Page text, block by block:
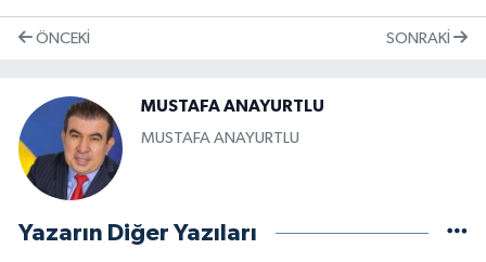
ÖNCEKI SONRAKI
MUSTAFA ANAYURTLU
MUSTAFA ANAYURTLU
Yazarın Diğer Yazıları